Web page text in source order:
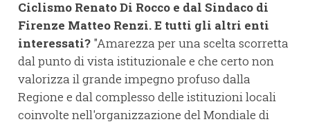
Ciclismo Renato Di Rocco e dal Sindaco di
Firenze Matteo Renzi.E tutti gli altri enti
interessati? "Amarezza per una scelta scorretta
dal punto di vista istituzionale e che certo non
valorizza il grande impegno profuso dalla
Regione e dal complesso delle istituzioni locali
coinvolte nell'organizzazione del Mondiale di